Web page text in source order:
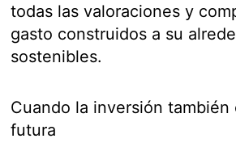
todas las valoraciones y
gasto construidos a su
sostenibles.
Cuando la inversión también
futura